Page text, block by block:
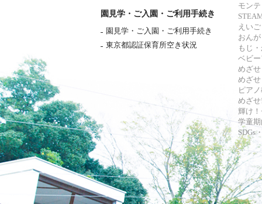
園見学・ご入園・ご利用手続き
園見学・ご入園・ご利用手続き
東京都認証保育所空き状況
モン
えいご
おん
もじ
ベビ
めざ
めざ
ピア
めざ
輝け
学童
SDGs